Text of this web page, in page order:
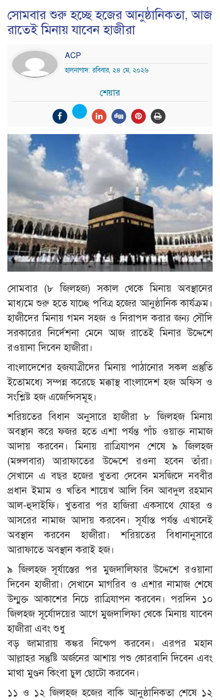
সোমবার শুরু হচ্ছে হজের আনুষ্ঠানিকতা, আজ
রাতেই মিনায় যাবেন হাজীরা
ACP
হালনাগাদ: রবিবার, ২৪ মে, ২০২৬
শেয়ার
সোমবার (৮ জিলহজ) সকাল থেকে মিনায় অবস্থানের
মাধ্যমে শুরু হতে যাচ্ছে পবিত্র হজের আনুষ্ঠানিক কার্যক্রম।
হাজীদের মিনায় গমন সহজ ও নিরাপদ করার জন্য সৌদি
সরকারের নির্দেশনা মেনে আজ রাতেই মিনার উদ্দেশে
রওয়ানা দিবেন হাজীরা।
বাংলাদেশের হজযাত্রীদের মিনায় পাঠানোর সকল প্রস্তুতি
ইতোমধ্যে সম্পন্ন করেছে মক্কাস্থ বাংলাদেশ হজ অফিস ও
সংশ্লিষ্ট হজ এজেন্সিসমূহ।
শরিয়তের বিধান অনুসারে হাজীরা ৮ জিলহজ মিনায়
অবস্থান করে ফজর হতে এশা পর্যন্ত পাঁচ ওয়াক্ত নামাজ
আদায় করবেন। মিনায় রাত্রিযাপন শেষে ৯ জিলহজ
(মঙ্গলবার) আরাফাতের উদ্দেশে রওনা হবেন তাঁরা।
সেখানে এ বছর হজের খুতবা দেবেন মসজিদে নববীর
প্রধান ইমাম ও খতিব শায়েখ আলি বিন আবদুল রহমান
আল-হুদাইফি। খুতবার পর হাজিরা একসাথে যোহর ও
আসরের নামাজ আদায় করবেন। সূর্যাস্ত পর্যন্ত এখানেই
অবস্থান করবেন হাজীরা। শরিয়তের বিধানানুসারে
আরাফাতে অবস্থান করাই হজ।
৯ জিলহজ সূর্যাস্তের পর মুজদালিফার উদ্দেশে রওয়ানা
দিবেন হাজীরা। সেখানে মাগরিব ও এশার নামাজ শেষে
উন্মুক্ত আকাশের নিচে রাত্রিযাপন করবেন। পরদিন ১০
জিলহজ সূর্যোদয়ের আগে মুজদালিফা থেকে মিনায় যাবেন
হাজীরা এবং শুধু
বড় জামারায় কঙ্কর নিক্ষেপ করবেন। এরপর মহান
আল্লাহর সন্তুষ্টি অর্জনের আশায় পশু কোরবানি দিবেন এবং
মাথা মুণ্ডন কিংবা চুল ছোটো করবেন।
১১ ও ১২ জিলহজ হজের বাকি আনুষ্ঠানিকতা শেষে ১২